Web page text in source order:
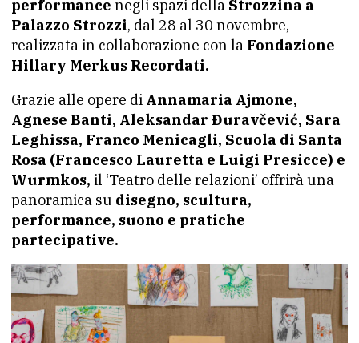
performance negli spazi della Strozzina a
Palazzo Strozzi, dal 28 al 30 novembre,
realizzata in collaborazione con la Fondazione
Hillary Merkus Recordati.
Grazie alle opere di Annamaria Ajmone,
Agnese Banti, Aleksandar Đuravčević, Sara
Leghissa, Franco Menicagli, Scuola di Santa
Rosa (Francesco Lauretta e Luigi Presicce) e
Wurmkos, il ‘Teatro delle relazioni’ offrirà una
panoramica su disegno, scultura,
performance, suono e pratiche
partecipative.